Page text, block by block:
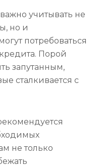
учитывать не
но и
потребоваться
Порой
запутанным,
сталкивается с
не только